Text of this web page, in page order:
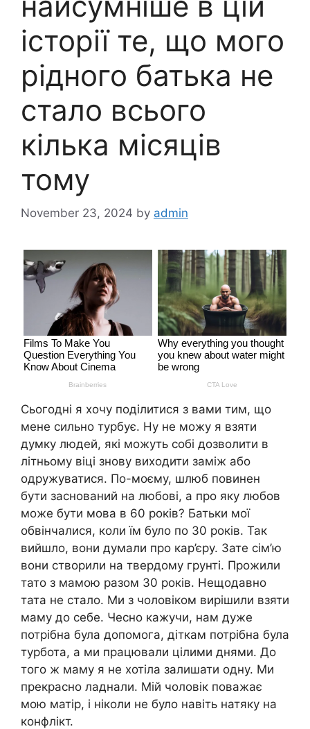
історії те, що мого
рідного батька не
стало всього
кілька місяців
тому
November 23, 2024 by admin
Сьогодні я хочу поділитися з вами тим, що
мене сильно турбує. Ну не можу я взяти
думку людей, які можуть собі дозволити в
літньому віці знову виходити заміж або
одружуватися. По-моєму, шлюб повинен
бути заснований на любові, а про яку любов
може бути мова в 60 років? Батьки мої
обвінчалися, коли їм було по 30 років. Так
вийшло, вони думали про кар’єру. Зате сім’ю
вони створили на твердому грунті. Прожили
тато з мамою разом 30 років. Нещодавно
тата не стало. Ми з чоловіком вирішили взяти
маму до себе. Чесно кажучи, нам дуже
потрібна була допомога, діткам потрібна була
турбота, а ми працювали цілими днями. До
того ж маму я не хотіла залишати одну. Ми
прекрасно ладнали. Мій чоловік поважає
мою матір, і ніколи не було навіть натяку на
конфлікт.